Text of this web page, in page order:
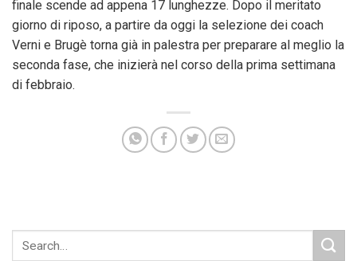
finale scende ad appena 17 lunghezze. Dopo il meritato
giorno di riposo, a partire da oggi la selezione dei coach
Verni e Brugè torna già in palestra per preparare al meglio la
seconda fase, che inizierà nel corso della prima settimana
di febbraio.